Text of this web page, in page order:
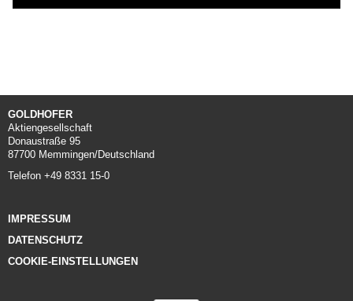
GOLDHOFER
Aktiengesellschaft
Donaustraße 95
87700 Memmingen/Deutschland
Telefon +49 8331 15-0
IMPRESSUM
DATENSCHUTZ
COOKIE-EINSTELLUNGEN